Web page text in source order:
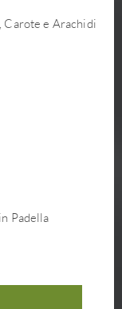
Carote e Arachidi
Padella